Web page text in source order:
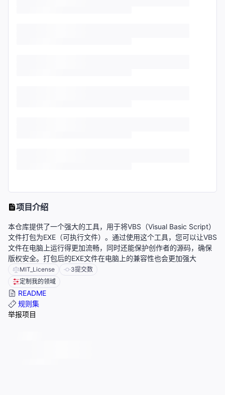
项目介绍
本仓库提供了一个强大的工具，用于将VBS（Visual Basic Script）
文件打包为EXE（可执行文件）。通过使用这个工具，您可以让VBS
文件在电脑上运行得更加流畅，同时还能保护创作者的源码，确保
版权安全。打包后的EXE文件在电脑上的兼容性也会更加强大
MIT_License 3提交数
定制我的领域
README
规则集
举报项目